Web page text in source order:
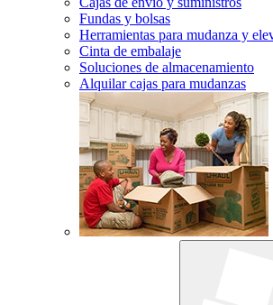
Fundas y bolsas
Herramientas para mudanza y
Cinta de embalaje
Soluciones de almacenamiento
Alquilar cajas para mudanzas